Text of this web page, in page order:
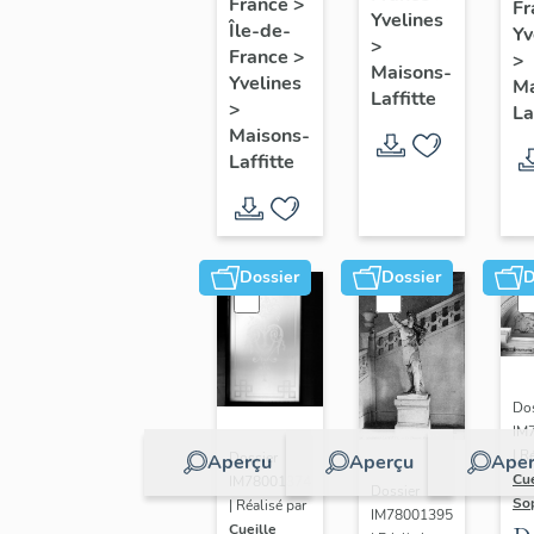
Île-de-
France >
Yvelines
>
Maisons-
Laffitte
marines
Yvelines
>
Maisons-
Laffitte
>
Dossier
Aperçu
Dossier
| Réalisé par
Cueille
Dossier
Aperçu
IM78001395
|